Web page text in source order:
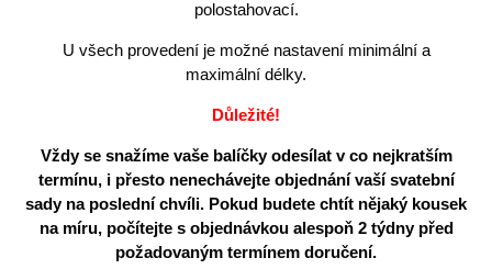
polostahovací.
U všech provedení je možné nastavení minimální a
maximální délky.
Důležité!
Vždy se snažíme vaše balíčky odesílat v co nejkratším
termínu, i přesto nenechávejte objednání vaší svatební
sady na poslední chvíli. Pokud budete chtít nějaký kousek
na míru, počítejte s objednávkou alespoň 2 týdny před
požadovaným termínem doručení.